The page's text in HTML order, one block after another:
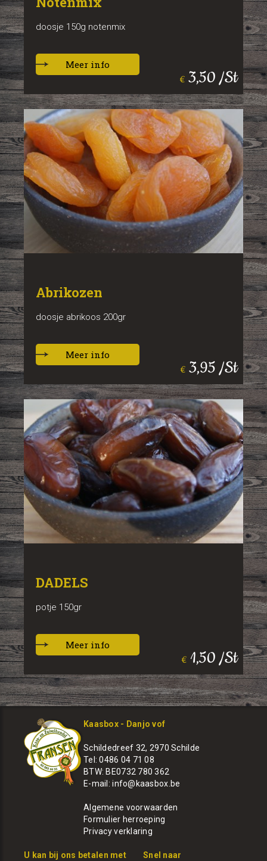
€ 3,50 /St
doosje 150g notenmix
Meer info
€ 3,95 /St
Abrikozen
doosje abrikoos 200gr
Meer info
€ 1,50 /St
DADELS
potje 150gr
Meer info
Kaasbox - Danjo vof
Schildedreef 32, 2970 Schilde
Tel: 0486 04 71 08
BTW: BE0732 780 362
E-mail:info@kaasbox.be
Algemene voorwaarden
Formulier herroeping
Privacy verklaring
U kan bij ons betalen met Snel naar